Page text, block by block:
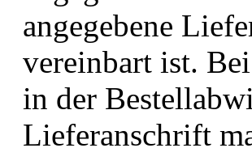
angegebene
vereinbart ist.
in der
Lieferanschrift